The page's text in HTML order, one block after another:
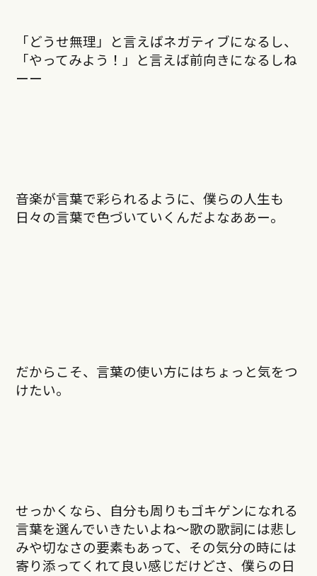
「どうせ無理」と言えばネガティブになるし、
「やってみよう！」と言えば前向きになるしね
ーー
音楽が言葉で彩られるように、僕らの人生も
日々の言葉で色づいていくんだよなああー。
だからこそ、言葉の使い方にはちょっと気をつ
けたい。
せっかくなら、自分も周りもゴキゲンになれる
言葉を選んでいきたいよね〜歌の歌詞には悲し
みや切なさの要素もあって、その気分の時には
寄り添ってくれて良い感じだけどさ、僕らの日